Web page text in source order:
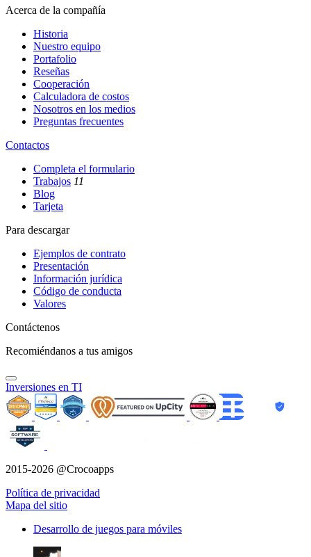
Acerca de la compañía
Historia
Nuestro equipo
Portafolio
Reseñas
Cooperación
Calculadora de costos
Nosotros en los medios
Preguntas frecuentes
Contactos
Completa el formulario
Trabajos 11
Blog
Tarjeta
Para descargar
Ejemplos de contrato
Presentación
Información jurídica
Código de conducta
Valores
Contáctenos
Recomiéndanos a tus amigos
Inversiones en TI
2015-2026 @Crocoapps
Política de privacidad
Mapa del sitio
Desarrollo de juegos para móviles